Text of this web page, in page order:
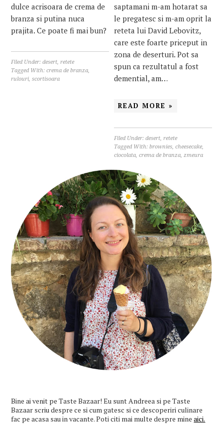
dulce acrisoara de crema de
branza si putina nuca
prajita. Ce poate fi mai bun?
Filed Under:desert,retete
Tagged With:crema de branza,
rulouri,scortisoara
saptamani m-am hotarat sa
le pregatesc si m-am oprit la
reteta lui David Lebovitz,
care este foarte priceput in
zona de deserturi. Pot sa
spun ca rezultatul a fost
demential, am…
READ MORE »
Filed Under:desert,retete
Tagged With:brownies,cheesecake,
ciocolata,crema de branza,zmeura
Bine ai venit pe Taste Bazaar! Eu sunt Andreea si pe Taste
Bazaar scriu despre ce si cum gatesc si ce descoperiri culinare
fac pe acasa sau in vacante. Poti citi mai multe despre mineaici.